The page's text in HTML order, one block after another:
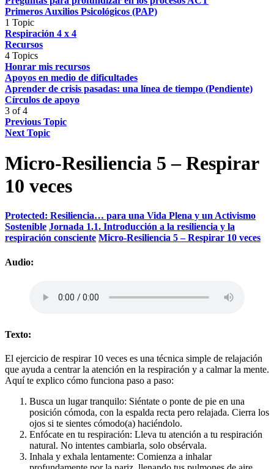
Primeros Auxilios Psicológicos (PAP)
1 Topic
Respiración 4 x 4
Recursos
4 Topics
Honrar mis recursos
Apoyos en medio de dificultades
Aprender de crisis pasadas: una línea de tiempo (Pendiente)
Círculos de apoyo
3 of 4
Previous Topic
Next Topic
Micro-Resiliencia 5 – Respirar
10 veces
Protected: Resiliencia… para una Vida Plena y un Activismo
Sostenible Jornada 1.1. Introducción a la resiliencia y la
respiración consciente Micro-Resiliencia 5 – Respirar 10 veces
Audio:
Texto:
El ejercicio de respirar 10 veces es una técnica simple de relajación
que ayuda a centrar la atención en la respiración y a calmar la mente.
Aquí te explico cómo funciona paso a paso:
Busca un lugar tranquilo: Siéntate o ponte de pie en una
posición cómoda, con la espalda recta pero relajada. Cierra los
ojos si te sientes cómodo(a) haciéndolo.
Enfócate en tu respiración: Lleva tu atención a tu respiración
natural. No intentes cambiarla, solo obsérvala.
Inhala y exhala lentamente: Comienza a inhalar